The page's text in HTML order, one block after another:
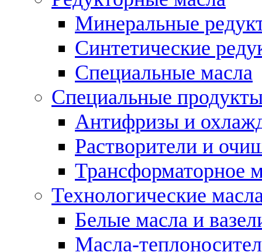
Минеральные
Синтетические
Специальные масла
Специальные
Антифризы и
Растворители и
Трансформаторное
Технологические
Белые масла и
Масла-